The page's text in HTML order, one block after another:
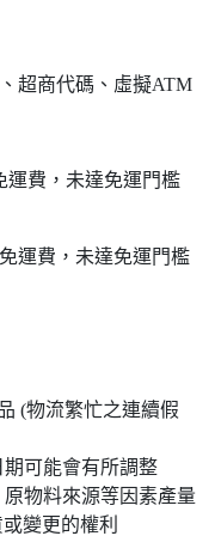
超商代碼、虛擬ATM
運費，未達免運門檻
運費，未達免運門檻
(物流繁忙之連續假
可能會有所調整
物料來源等因素產量
變更的權利